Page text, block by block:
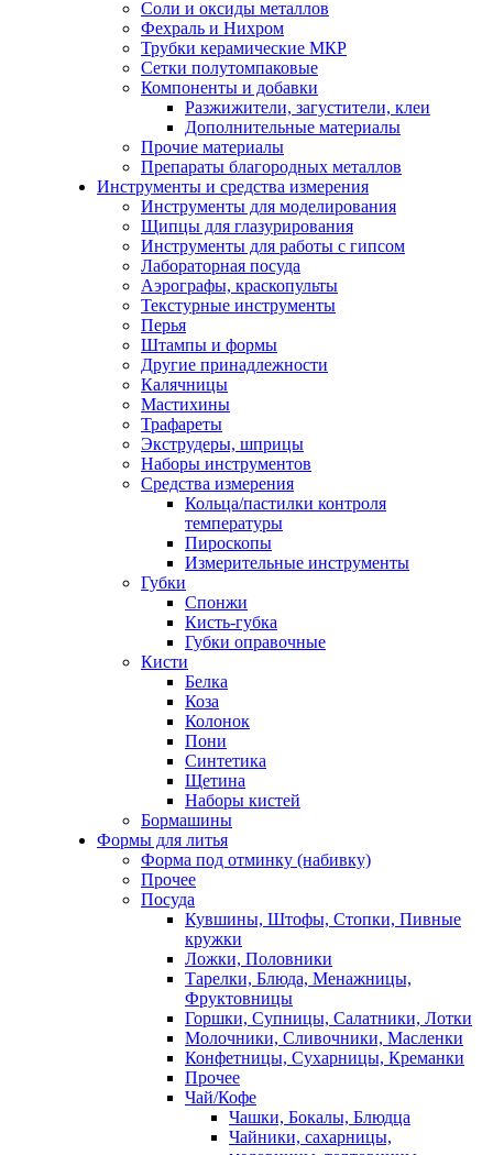
Соли и оксиды металлов
Фехраль и Нихром
Трубки керамические МКР
Сетки полутомпаковые
Компоненты и добавки
Разжижители, загустители, клеи
Дополнительные материалы
Прочие материалы
Препараты благородных металлов
Инструменты и средства измерения
Инструменты для моделирования
Щипцы для глазурирования
Инструменты для работы с гипсом
Лабораторная посуда
Аэрографы, краскопульты
Текстурные инструменты
Перья
Штампы и формы
Другие принадлежности
Калячницы
Мастихины
Трафареты
Экструдеры, шприцы
Наборы инструментов
Средства измерения
Кольца/пастилки контроля
температуры
Пироскопы
Измерительные инструменты
Губки
Спонжи
Кисть-губка
Губки оправочные
Кисти
Белка
Коза
Колонок
Пони
Синтетика
Щетина
Наборы кистей
Бормашины
Формы для литья
Форма под отминку (набивку)
Прочее
Посуда
Кувшины, Штофы, Стопки, Пивные
кружки
Ложки, Половники
Тарелки, Блюда, Менажницы,
Фруктовницы
Горшки, Супницы, Салатники, Лотки
Молочники, Сливочники, Масленки
Конфетницы, Сухарницы, Креманки
Прочее
Чай/Кофе
Чашки, Бокалы, Блюдца
Чайники, сахарницы,